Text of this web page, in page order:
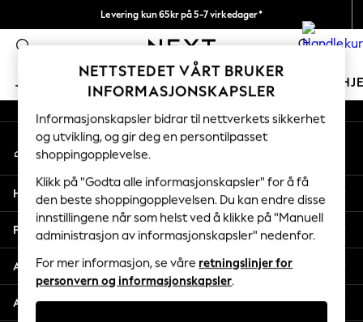
Levering kun 65kr på 5-7 virkedager*
Vi betaler alle tollavgifter 0
JENTER GUTTER BABY KVINNER
GIRLS
New In
50 - 92cm
98 - 110cm
116 - 134cm
140 - 174cm
Trending: Top & Short Sets
Trending: Clogs
Toy Story
THE SET
An error occurred on client
Våre sosiale nettverk
Min konto
Logg inn på kontoen din
Hjelp
Personvern & Juridisk
Avdelinger
Andre tjenester
NETTSTEDET VÅRT BRUKER
INFORMASJONSKAPSLER
Informasjonskapsler bidrar til nettverkets sikkerhet
og utvikling, og gir deg en persontilpasset
shoppingopplevelse.
Klikk på "Godta alle informasjonskapsler" for å få
den beste shoppingopplevelsen. Du kan endre disse
innstillingene når som helst ved å klikke på "Manuell
administrasjon av informasjonskapsler" nedenfor.
For mer informasjon, se våre retningslinjer for
personvern og informasjonskapsler.